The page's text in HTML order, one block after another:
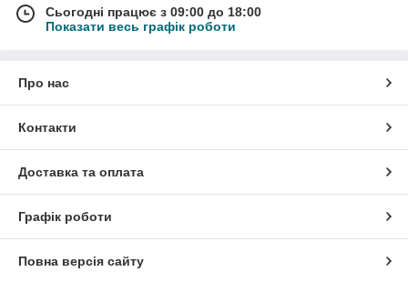
Сьогодні працює з 09:00 до 18:00
Показати весь графік роботи
Про нас
Контакти
Доставка та оплата
Графік роботи
Повна версія сайту